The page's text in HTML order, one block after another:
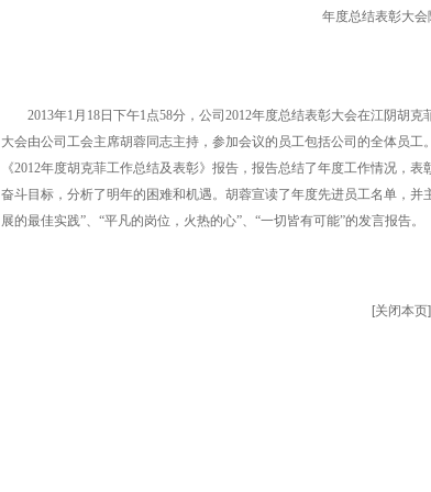
年度总结表彰大会
2013年1月18日下午1点58分，公司2012年度总结表彰大会在江阴胡克
大会由公司工会主席胡蓉同志主持，参加会议的员工包括公司的全体员工。
《2012年度胡克菲工作总结及表彰》报告，报告总结了年度工作情况，
奋斗目标，分析了明年的困难和机遇。胡蓉宣读了年度先进员工名单，
展的最佳实践”、“平凡的岗位，火热的心”、“一切皆有可能”的发言报告。
[关闭本页]